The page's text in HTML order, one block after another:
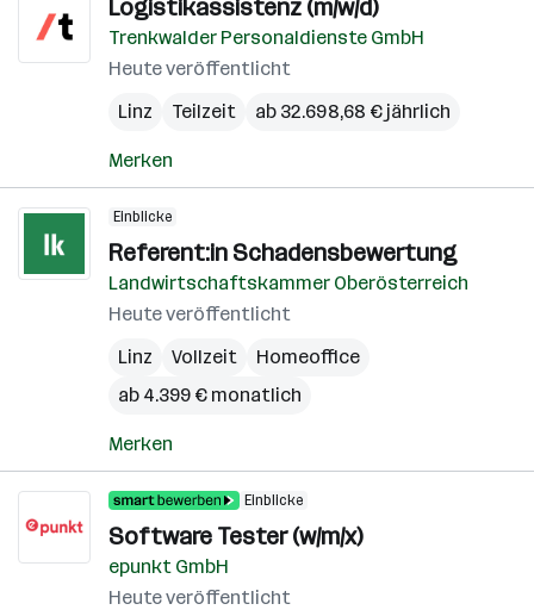
Logistikassistenz (m/w/d)
Trenkwalder Personaldienste GmbH
Heute veröffentlicht
Linz
Teilzeit ab 32.698,68 € jährlich
Merken
Einblicke
Referent:in Schadensbewertung
Landwirtschaftskammer Oberösterreich
Heute veröffentlicht
Linz
Vollzeit
Homeoffice
ab 4.399 € monatlich
Merken
Einblicke
Software Tester (w/m/x)
epunkt GmbH
Heute veröffentlicht